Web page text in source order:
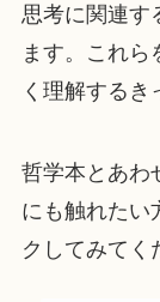
思考に関連す
ます。これ
く理解するき
哲学本とあわ
にも触れたい
クしてみてく